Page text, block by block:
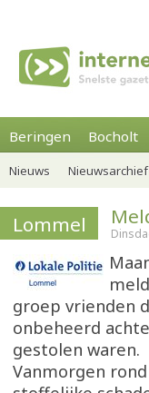
Beringen Bocholt
Nieuws Nieuwsarchief
Lommel
groep vrienden
onbeheerd
gestolen waren.
Vanmorgen